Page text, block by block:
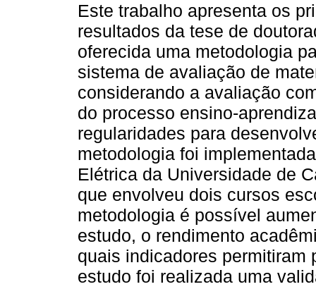
Este trabalho apresenta os
resultados da tese de
oferecida uma metodologia
sistema de avaliação de
considerando a avaliação
do processo ensino-
regularidades para
metodologia foi
Elétrica da Universidade de
que envolveu dois cursos
metodologia é possível
estudo, o rendimento
quais indicadores permitiram
estudo foi realizada uma